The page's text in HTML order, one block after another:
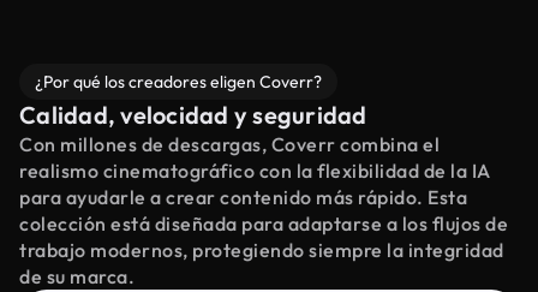
¿Por qué los creadores eligen Coverr?
Calidad, velocidad y seguridad
Con millones de descargas, Coverr combina el
realismo cinematográfico con la flexibilidad de la IA
para ayudarle a crear contenido más rápido. Esta
colección está diseñada para adaptarse a los flujos de
trabajo modernos, protegiendo siempre la integridad
de su marca.